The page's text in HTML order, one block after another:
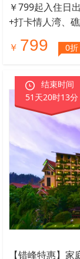
￥799起入住日
+打卡情人湾、
￥ 799 0折
结束时间
51天20时13分
【错峰特惠】